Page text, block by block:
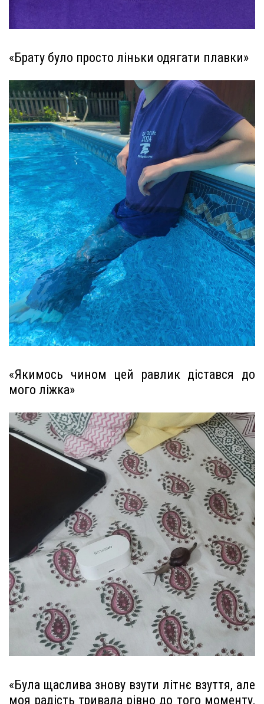
«Брату було просто ліньки одягати плавки»
«Якимось чином цей равлик дістався до
мого ліжка»
«Була щаслива знову взути літнє взуття, але
моя радість тривала рівно до того моменту,